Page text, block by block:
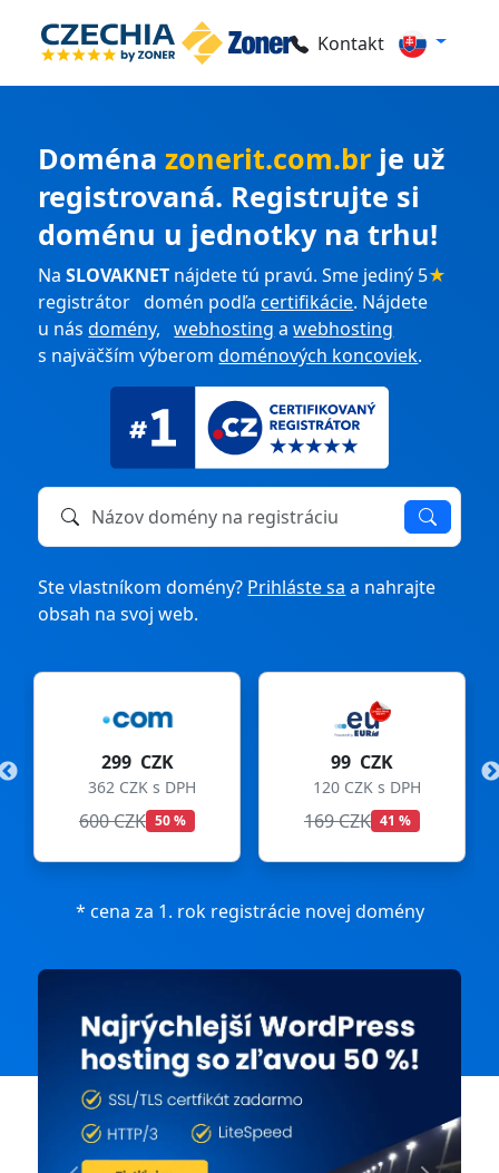
Kontakt
Doménazonerit.com.br je už
registrovaná. Registrujte si
doménu u jednotky na trhu!
NaSLOVAKNET nájdete tú pravú. Sme jediný 5★
registrátor domén podľacertifikácie. Nájdete
u násdomény,webhosting awebhosting
s najväčším výberomdoménových koncoviek.
Názov domény na registráciu alebo prevod
Ste vlastníkom domény? Prihláste sa a nahrajte
obsah na svoj web.
299 CZK
362 CZK s DPH
600 CZK 50 %
99 CZK
120 CZK s DPH
169 CZK 41 %
* cena za 1. rok registrácie novej domény